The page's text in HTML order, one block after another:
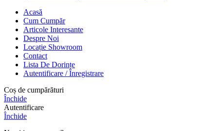
Acasă
Cum Cumpăr
Articole Interesante
Despre Noi
Locație Showroom
Contact
Lista De Dorințe
Autentificare / Înregistrare
Coș de cumpărături
Închide
Autentificare
Închide